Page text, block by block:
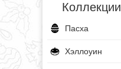
Коллекции
Пасха
Хэллоуин